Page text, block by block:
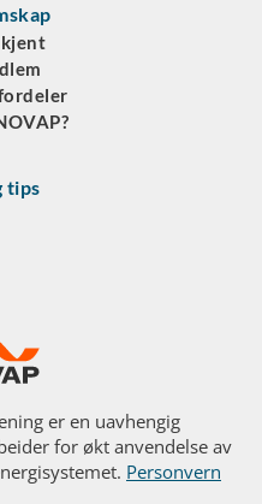
tips
er en uavhengig
for økt anvendelse av
Personvern